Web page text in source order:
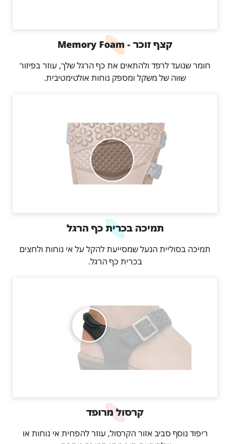
קצף זוכר - Memory Foam
חומר שנועד לרפד ולהתאים את כף הרגל שלך, עוזר בפיזור
שווה של משקל ומספק נוחות אולטימטיבית.
תמיכה בכרית כף הרגל
תמיכה בסוליית הנעל שמסייעת להקל על אי נוחות ולחצים
בכרית כף הרגל.
קרסול מרופד
ריפוד נוסף סביב אזור הקרסול, עוזר להפחית אי נוחות או